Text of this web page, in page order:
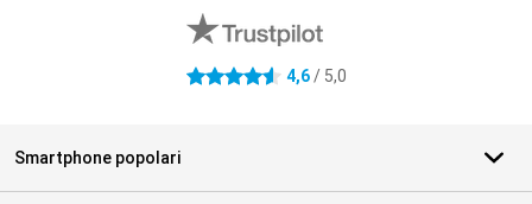
4.6 stelle 4,6/ 5,0
Smartphone popolari